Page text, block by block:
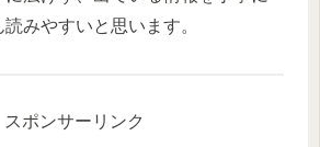
みやすいと思います。
スポンサーリンク